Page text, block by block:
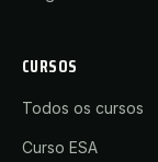
CURSOS
Todos os cursos
Curso ESA